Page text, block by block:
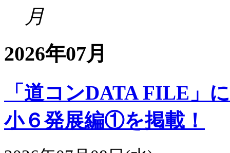
月
2026年07月
「道コンDATA FILE
小６発展編①を掲載！